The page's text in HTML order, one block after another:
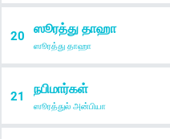
20 ஸூரத்து தாஹா
ஸூரத்து தாஹா
21 நபிமார்கள்
ஸூரத்துல் அன்பியா